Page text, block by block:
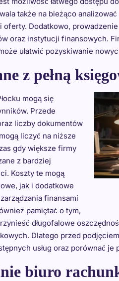
także na bieżąco
Dodatkowo,
oraz instytucji finansowych.
ułatwić pozyskiwanie
z pełną
mogą się
Przede
liczby dokumentów
liczyć na niższe
gdy większe firmy
z bardziej
Koszty te mogą
jak i dodatkowe
finansami
pamiętać o tym,
długofalowe
Dlatego przed
usług oraz porównać je
biuro